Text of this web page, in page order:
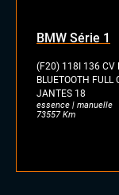
BMW Série 1
(F20) 118I 136 CV
BLUETOOTH FULL
JANTES 18
essence | manuelle
73557 Km